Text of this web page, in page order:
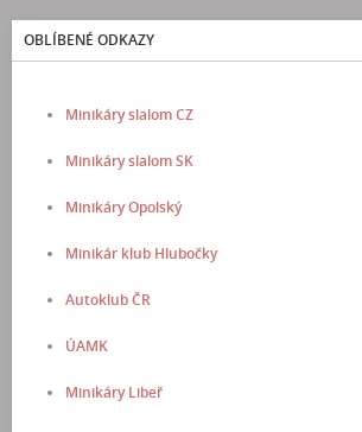
OBLÍBENÉ ODKAZY
Minikáry slalom CZ
Minikáry slalom SK
Minikáry Opolský
Minikár klub Hlubočky
Autoklub ČR
ÚAMK
Minikáry Libeř